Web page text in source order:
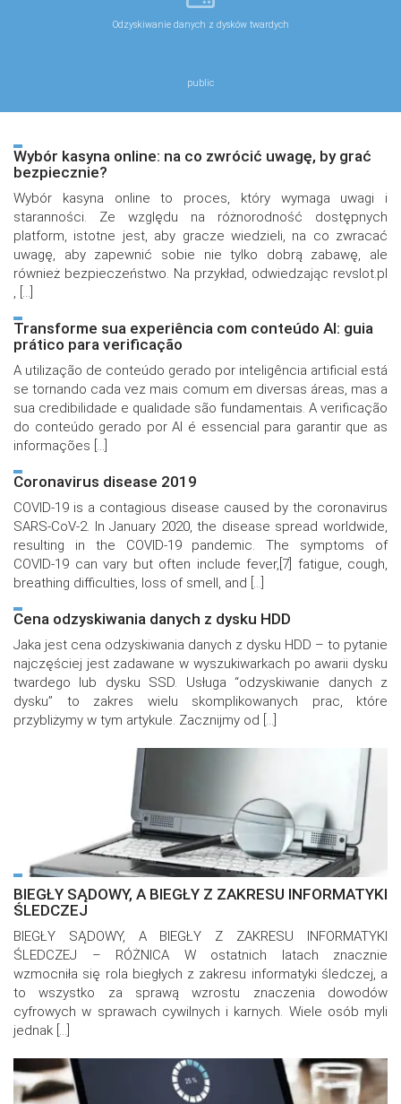
Odzyskiwanie danych z dysków twardych
public
Wybór kasyna online: na co zwrócić uwagę, by grać
bezpiecznie?
Wybór kasyna online to proces, który wymaga uwagi i
staranności. Ze względu na różnorodność dostępnych
platform, istotne jest, aby gracze wiedzieli, na co zwracać
uwagę, aby zapewnić sobie nie tylko dobrą zabawę, ale
również bezpieczeństwo. Na przykład, odwiedzając revslot.pl
, […]
Transforme sua experiência com conteúdo AI: guia
prático para verificação
A utilização de conteúdo gerado por inteligência artificial está
se tornando cada vez mais comum em diversas áreas, mas a
sua credibilidade e qualidade são fundamentais. A verificação
do conteúdo gerado por AI é essencial para garantir que as
informações […]
Coronavirus disease 2019
COVID-19 is a contagious disease caused by the coronavirus
SARS-CoV-2. In January 2020, the disease spread worldwide,
resulting in the COVID-19 pandemic. The symptoms of
COVID‑19 can vary but often include fever,[7] fatigue, cough,
breathing difficulties, loss of smell, and […]
Cena odzyskiwania danych z dysku HDD
Jaka jest cena odzyskiwania danych z dysku HDD – to pytanie
najczęściej jest zadawane w wyszukiwarkach po awarii dysku
twardego lub dysku SSD. Usługa “odzyskiwanie danych z
dysku” to zakres wielu skomplikowanych prac, które
przybliżymy w tym artykule. Zacznijmy od […]
BIEGŁY SĄDOWY, A BIEGŁY Z ZAKRESU INFORMATYKI
ŚLEDCZEJ
BIEGŁY SĄDOWY, A BIEGŁY Z ZAKRESU INFORMATYKI
ŚLEDCZEJ – RÓŻNICA W ostatnich latach znacznie
wzmocniła się rola biegłych z zakresu informatyki śledczej, a
to wszystko za sprawą wzrostu znaczenia dowodów
cyfrowych w sprawach cywilnych i karnych. Wiele osób myli
jednak […]